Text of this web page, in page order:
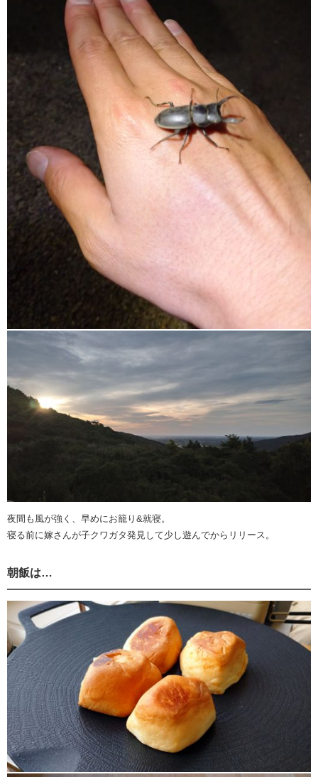
夜間も風が強く、早めにお籠り&就寝。
寝る前に嫁さんが子クワガタ発見して少し遊んでからリリース。
朝飯は…